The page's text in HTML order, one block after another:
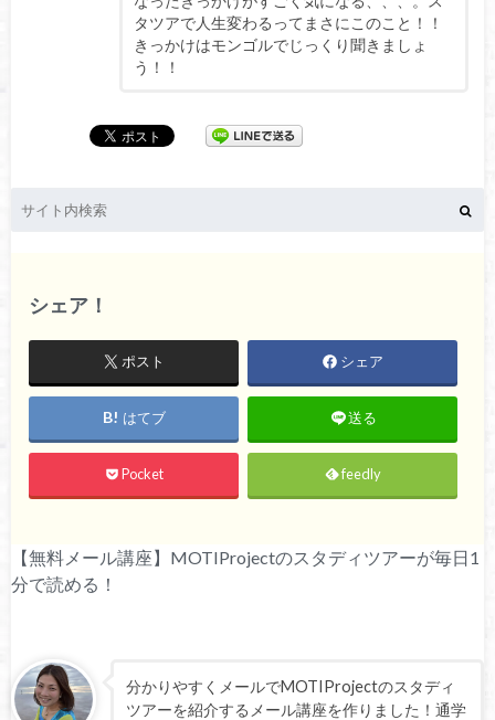
タツアで人生変わるってまさにこのこと！！
きっかけはモンゴルでじっくり聞きましょ
う！！
シェア！
ポスト シェア
はてブ 送る
Pocket feedly
【無料メール講座】MOTIProjectのスタディツアーが毎日1
分で読める！
分かりやすくメールでMOTIProjectのスタディ
ツアーを紹介するメール講座を作りました！通学